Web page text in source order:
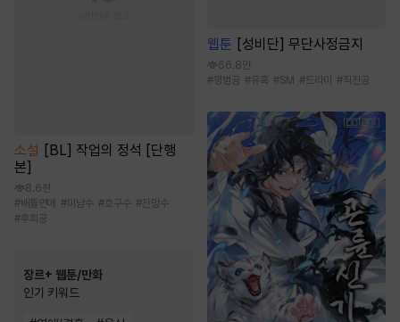
소설
[BL] 작업의 정석 [단행
본]
8.6천
#배틀연애 #미남수 #호구수 #잔망수
#후회공
장르+ 웹툰/만화
인기 키워드
웹툰 [성비단] 무단사정금지
66.8만
#평범공 #유혹 #SM #드라마 #직진공